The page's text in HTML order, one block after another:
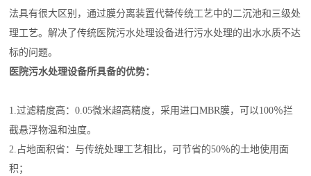
法具有很大区别，通过膜分离装置代替传统工艺中的二沉池和三级处
理工艺。解决了传统医院污水处理设备进行污水处理的出水水质不达
标的问题。
医院污水处理设备所具备的优势：
1.过滤精度高：0.05微米超高精度，采用进口MBR膜，可以100％拦
截悬浮物温和浊度。
2.占地面积省：与传统处理工艺相比，可节省的50％的土地使用面
积；